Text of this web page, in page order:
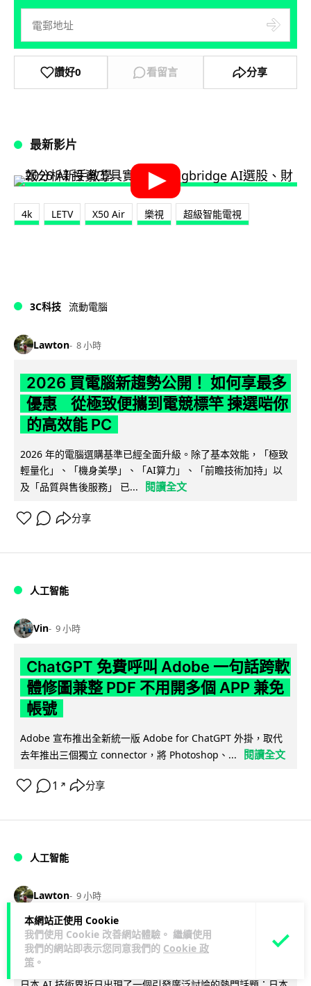
本網站正使用 Cookie
我們使用 Cookie 改善網站體驗。 繼續使用
我們的網站即表示您同意我們的 Cookie 政
策 。
讚好0 看留言 分享
最新影片
4k LETV X50 Air 樂視 超級智能電視
3C科技 流動電腦
Lawton 8 小時
2026 買電腦新趨勢公開！ 如何享最多
優惠 從極致便攜到電競標竿 揀選啱你
的高效能 PC
2026 年的電腦選購基準已經全面升級。除了基本效能，「極致
輕量化」、「機身美學」、「AI算力」、「前瞻技術加持」以
及「品質與售後服務」 已...
閱讀全文
分享
人工智能
Vin 9 小時
ChatGPT 免費呼叫 Adobe 一句話跨軟
體修圖兼整 PDF 不用開多個 APP 兼免
帳號
Adobe 宣布推出全新統一版 Adobe for ChatGPT 外掛，取代
去年推出三個獨立 connector，將 Photoshop、...
閱讀全文
1 ↗ 分享
人工智能
Lawton 9 小時
日本偶像零編程知識 靠 AI 搞了一整個
直播系統 在日本技術界成為話題